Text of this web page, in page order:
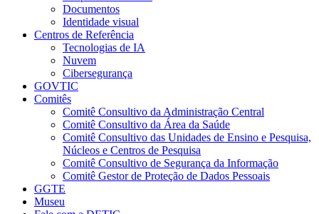
Documentos
Identidade visual
Centros de Referência
Tecnologias de IA
Nuvem
Cibersegurança
GOVTIC
Comitês
Comitê Consultivo da Administração Central
Comitê Consultivo da Área da Saúde
Comitê Consultivo das Unidades de Ensino e Pesquisa,
Núcleos e Centros de Pesquisa
Comitê Consultivo de Segurança da Informação
Comitê Gestor de Proteção de Dados Pessoais
GGTE
Museu